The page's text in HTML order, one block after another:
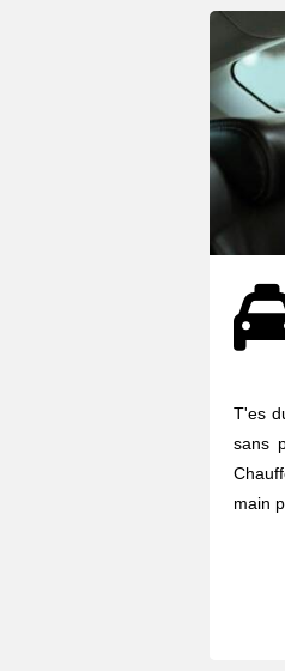
T'es
sans
main